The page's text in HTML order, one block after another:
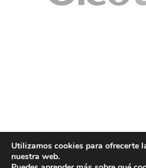
Utilizamos cookies para ofrecerte
nuestra web.